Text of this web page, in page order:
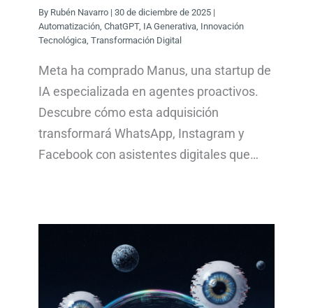
By Rubén Navarro |30 de diciembre de 2025 |
Automatización ,ChatGPT, IA Generativa Innovación
Tecnológica ,Transformación Digital
Meta ha comprado Manus, una startup de
IA especializada en agentes proactivos.
Descubre cómo esta adquisición
transformará WhatsApp, Instagram y
Facebook con asistentes digitales que…